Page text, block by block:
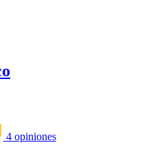
4 opiniones